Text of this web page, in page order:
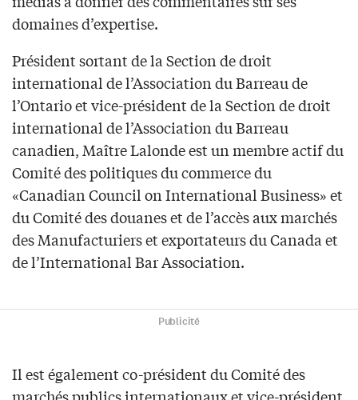
domaines d’expertise.
Président sortant de la Section de droit
international de l’Association du Barreau de
l’Ontario et vice-président de la Section de droit
international de l’Association du Barreau
canadien, Maître Lalonde est un membre actif du
Comité des politiques du commerce du
«Canadian Council on International Business» et
du Comité des douanes et de l’accès aux marchés
des Manufacturiers et exportateurs du Canada et
de l’International Bar Association.
Publicité
Il est également co-président du Comité des